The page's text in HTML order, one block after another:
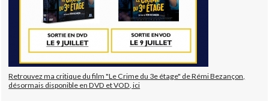
Retrouvez ma critique du film "Le Crime du 3e étage" de Rémi Bezançon,
désormais disponible en DVD et VOD, ici